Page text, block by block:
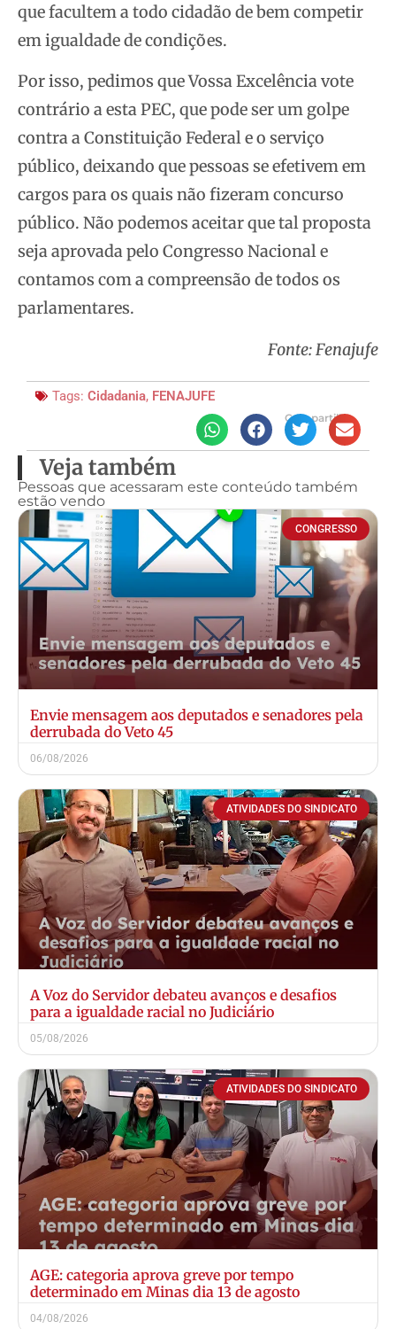
que facultem a todo cidadão de bem competir
em igualdade de condições.
Por isso, pedimos que Vossa Excelência vote
contrário a esta PEC, que pode ser um golpe
contra a Constituição Federal e o serviço
público, deixando que pessoas se efetivem em
cargos para os quais não fizeram concurso
público. Não podemos aceitar que tal proposta
seja aprovada pelo Congresso Nacional e
contamos com a compreensão de todos os
parlamentares.
Fonte: Fenajufe
Tags: Cidadania, FENAJUFE
Compartilhe
Veja também
Pessoas que acessaram este conteúdo também
estão vendo
CONGRESSO
Envie mensagem aos deputados e senadores pela
derrubada do Veto 45
06/08/2026
ATIVIDADES DO SINDICATO
A Voz do Servidor debateu avanços e desafios
para a igualdade racial no Judiciário
05/08/2026
ATIVIDADES DO SINDICATO
AGE: categoria aprova greve por tempo
determinado em Minas dia 13 de agosto
04/08/2026